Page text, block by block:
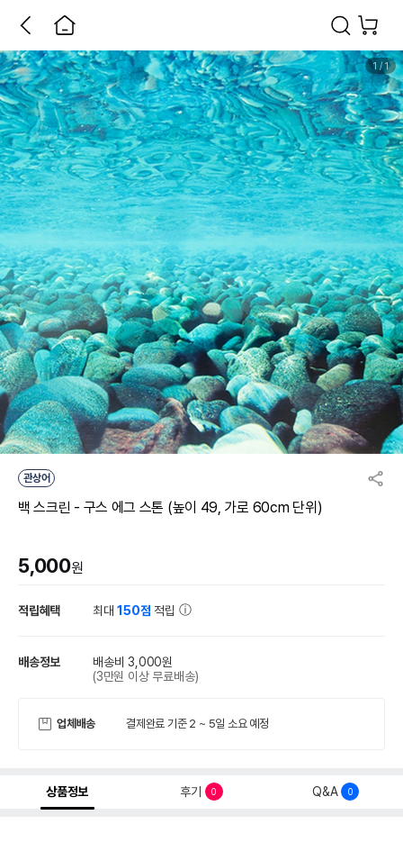
1 / 1
관상어
백 스크린 - 구스 에그 스톤 (높이 49, 가로 60cm 단위)
5,000원
적립혜택 최대150점 적립
배송정보
배송비 3,000원
(3만원 이상 무료배송)
업체배송 결제완료 기준 2 ~ 5일 소요 예정
상품정보 후기 0 Q&A 0